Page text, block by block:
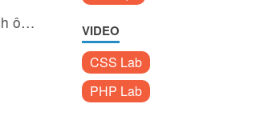
ô… VIDEO
CSS Lab
PHP Lab